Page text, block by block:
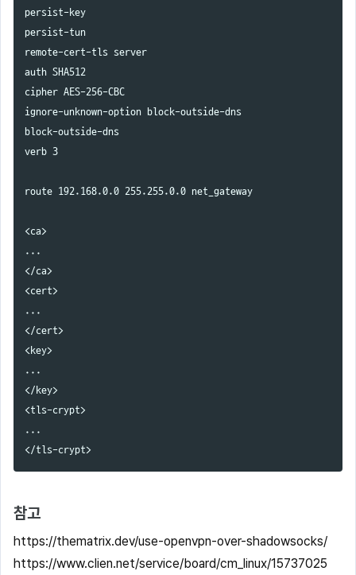
persist-key
persist-tun
remote-cert-tls server
auth SHA512
cipher AES-256-CBC
ignore-unknown-option block-outside-dns
block-outside-dns
verb 3
route 192.168.0.0 255.255.0.0 net_gateway
<ca>
...
</ca>
<cert>
...
</cert>
<key>
...
</key>
<tls-crypt>
...
참고
https://thematrix.dev/use-openvpn-over-shadowsocks/
https://www.clien.net/service/board/cm_linux/15737025